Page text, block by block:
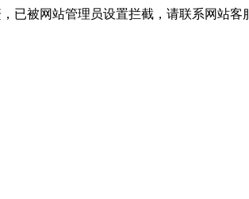
已被网站管理员设置拦截，请联系网站客